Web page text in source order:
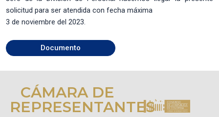
solicitud para ser atendida con fecha máxima
3 de noviembre del 2023.
Documento
CÁMARA DE
REPRESENTANTES